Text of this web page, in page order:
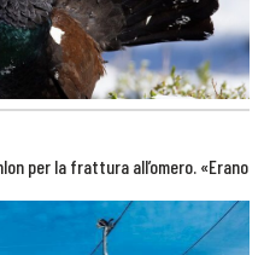
per la frattura all’omero. «Erano